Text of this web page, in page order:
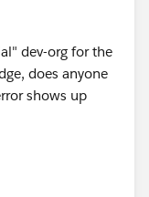
dev-org for the
does anyone
shows up